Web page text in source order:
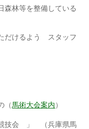
森林等を整備している
だけるよう スタッフ
（馬術大会案内）
技会 」 （兵庫県馬